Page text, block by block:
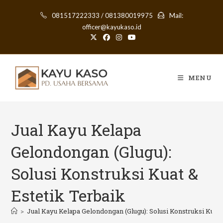
081517222333 / 081380019975
Mail:
officer@kayukaso.id
MENU
Jual Kayu Kelapa
Gelondongan (Glugu):
Solusi Konstruksi Kuat &
Estetik Terbaik
> Jual Kayu Kelapa Gelondongan (Glugu): Solusi Konstruksi